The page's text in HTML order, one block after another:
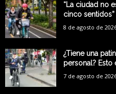
“La ciudad no
cinco sentidos”
8 de agosto de
¿Tiene una
personal? Esto
7 de agosto de